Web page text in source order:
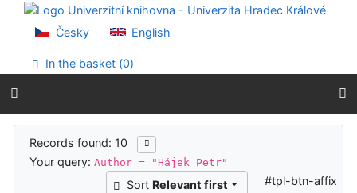
Go to content
Go to menu
Accessibility declaration
Česky English
In the basket (0)
Search results
Records found: 10
Your query:Author = "Hájek Petr"
Sort Relevant first #tpl-btn-affix